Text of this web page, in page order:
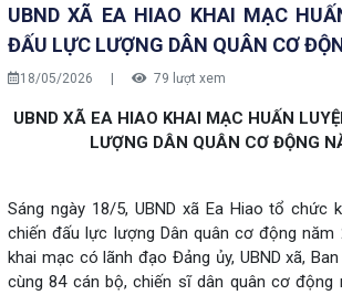
UBND XÃ EA HIAO KHAI MẠC
ĐẤU LỰC LƯỢNG DÂN QUÂN CƠ
18/05/2026 79 lượt xem
UBND XÃ EA HIAO KHAI MẠC HUẤN
LƯỢNG DÂN QUÂN CƠ ĐỘNG
Sáng ngày 18/5, UBND xã Ea Hiao tổ chức
chiến đấu lực lượng Dân quân cơ động năm
khai mạc có lãnh đạo Đảng ủy, UBND xã,
cùng 84 cán bộ, chiến sĩ dân quân cơ động